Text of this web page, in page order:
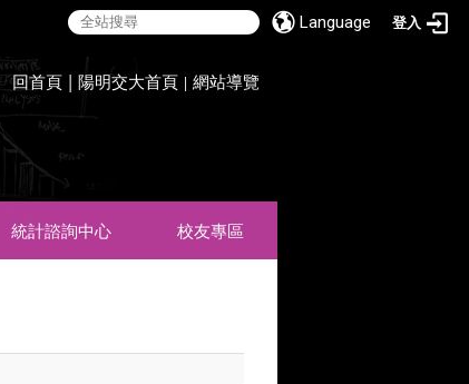
Language 登入
回首頁 | 陽明交大首頁 |網站導覽
統計諮詢中心 校友專區